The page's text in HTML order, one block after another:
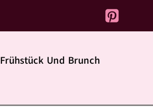
Frühstück Und Brunch